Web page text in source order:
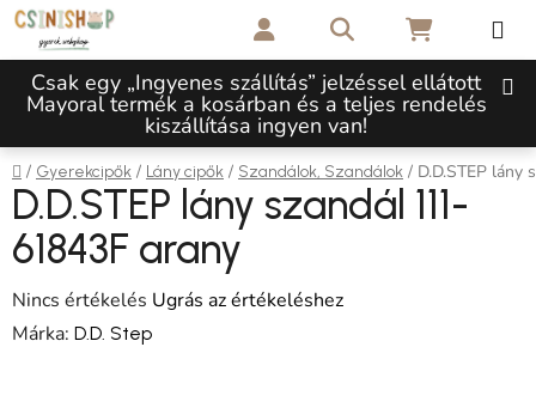
Ugrás a fő tartalomhoz
Csak egy „Ingyenes szállítás” jelzéssel ellátott
Mayoral termék a kosárban és a teljes rendelés
kiszállítása ingyen van!
KeresésKOSÁR
Kezdőlap
/ Gyerekcipők / Lány cipők / Szandálok, Szandálok / D.D.STEP lány
D.D.STEP lány szandál 111-
61843F arany
A termék átlagos értékelése 5-ből 0,0 csillag.
Nincs értékelés Ugrás az értékeléshez
Márka: D.D. Step